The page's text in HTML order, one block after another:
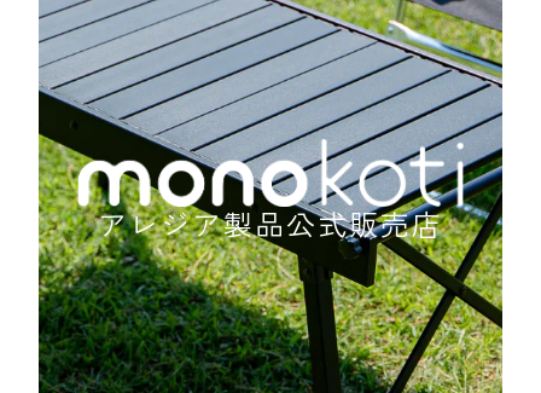
アレジア製品公式販売店